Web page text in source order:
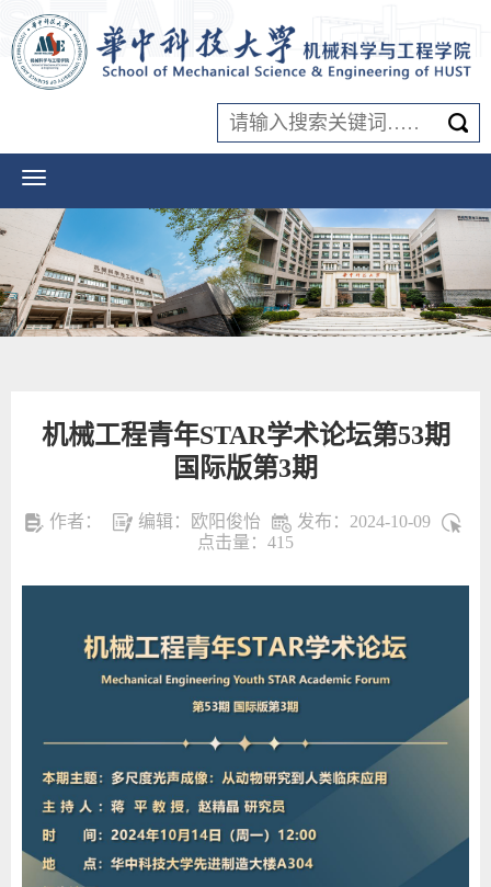
机械工程青年STAR学术论坛第53期
国际版第3期
作者： 编辑：欧阳俊怡
发布：2024-10-09
点击量： 415